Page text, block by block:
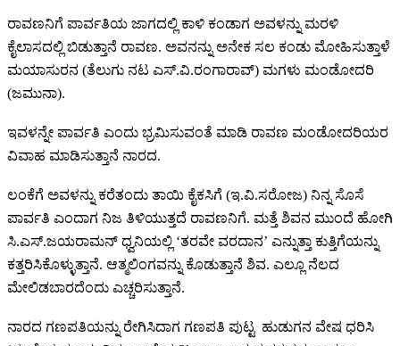
ರಾವಣನಿಗೆ ಪಾರ್ವತಿಯ ಜಾಗದಲ್ಲಿ ಕಾಳಿ ಕಂಡಾಗ ಅವಳನ್ನು ಮರಳಿ
ಕೈಲಾಸದಲ್ಲಿ ಬಿಡುತ್ತಾನೆ ರಾವಣ. ಅವನನ್ನು ಅನೇಕ ಸಲ ಕಂಡು ಮೋಹಿಸುತ್ತಾಳೆ
ಮಯಾಸುರನ (ತೆಲುಗು ನಟ ಎಸ್.ವಿ.ರಂಗಾರಾವ್) ಮಗಳು ಮಂಡೋದರಿ
(ಜಮುನಾ).
ಇವಳನ್ನೇ ಪಾರ್ವತಿ ಎಂದು ಭ್ರಮಿಸುವಂತೆ ಮಾಡಿ ರಾವಣ ಮಂಡೋದರಿಯರ
ವಿವಾಹ ಮಾಡಿಸುತ್ತಾನೆ ನಾರದ.
ಲಂಕೆಗೆ ಅವಳನ್ನು ಕರೆತಂದು ತಾಯಿ ಕೈಕಸಿಗೆ (ಇ.ವಿ.ಸರೋಜ) ನಿನ್ನ ಸೊಸೆ
ಪಾರ್ವತಿ ಎಂದಾಗ ನಿಜ ತಿಳಿಯುತ್ತದೆ ರಾವಣನಿಗೆ. ಮತ್ತೆ ಶಿವನ ಮುಂದೆ ಹೋಗಿ
ಸಿ.ಎಸ್.ಜಯರಾಮನ್ ಧ್ವನಿಯಲ್ಲಿ ‘ತರವೇ ವರದಾನ’ ಎನ್ನುತ್ತಾ ಕುತ್ತಿಗೆಯನ್ನು
ಕತ್ತರಿಸಿಕೊಳ್ಳುತ್ತಾನೆ. ಆತ್ಮಲಿಂಗವನ್ನು ಕೊಡುತ್ತಾನೆ ಶಿವ. ಎಲ್ಲೂ ನೆಲದ
ಮೇಲಿಡಬಾರದೆಂದು ಎಚ್ಚರಿಸುತ್ತಾನೆ.
ನಾರದ ಗಣಪತಿಯನ್ನು ರೇಗಿಸಿದಾಗ ಗಣಪತಿ ಪುಟ್ಟ ಹುಡುಗನ ವೇಷ ಧರಿಸಿ